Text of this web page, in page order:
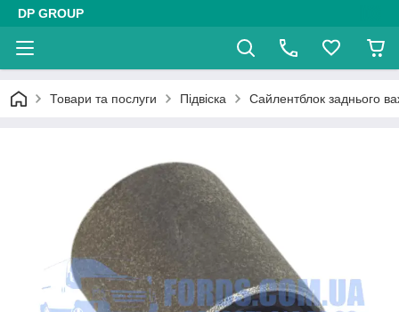
DP GROUP
Товари та послуги Підвіска Сайлентблок заднього